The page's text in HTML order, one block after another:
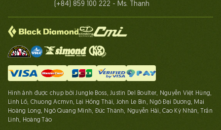
(+84) 859 100 222 - Ms. Thanh
Hình ảnh được chụp bởi Jungle Boss, Justin Del Boulter, Nguyễn Việt Hùng,
Linh Lố, Chuong Acmvn, Lại Hồng Thái, John Le Bin, Ngô Đại Dương, Mai
Hoàng Long, Ngô Quang Minh, Đức Thành, Nguyễn Hải, Cao Kỳ Nhân, Trần
Linh, Hoàng Táo